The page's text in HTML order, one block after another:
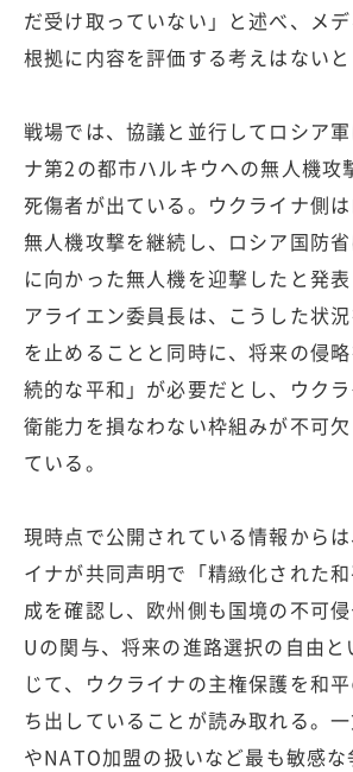
だ受け取っていない」と述べ、メ
根拠に内容を評価する考えはないと
戦場では、協議と並行してロシア
ナ第2の都市ハルキウへの無人機攻
死傷者が出ている。ウクライナ側
無人機攻撃を継続し、ロシア国防
に向かった無人機を迎撃したと発
アライエン委員長は、こうした状
を止めることと同時に、将来の侵
続的な平和」が必要だとし、ウク
衛能力を損なわない枠組みが不可
ている。
現時点で公開されている情報から
イナが共同声明で「精緻化された
成を確認し、欧州側も国境の不可
Uの関与、将来の進路選択の自由と
じて、ウクライナの主権保護を和
ち出していることが読み取れる。
やNATO加盟の扱いなど最も敏感